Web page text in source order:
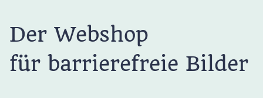
Der Webshop
für barrierefreie Bilder